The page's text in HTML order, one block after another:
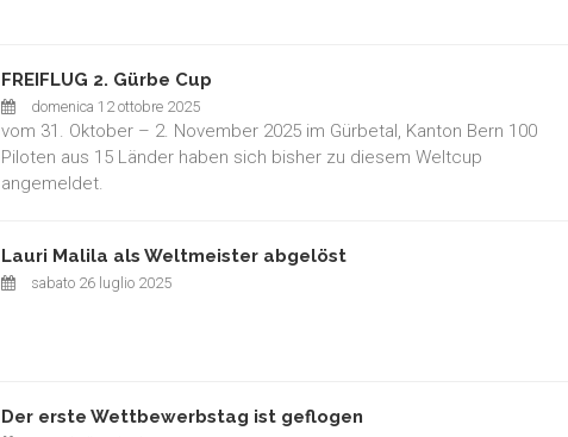
FREIFLUG 2. Gürbe Cup
domenica 12 ottobre 2025
vom 31. Oktober – 2. November 2025 im Gürbetal, Kanton Bern 100
Piloten aus 15 Länder haben sich bisher zu diesem Weltcup
angemeldet.
Lauri Malila als Weltmeister abgelöst
sabato 26 luglio 2025
Der erste Wettbewerbstag ist geflogen